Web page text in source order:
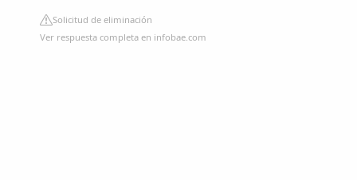
Solicitud de eliminación
Ver respuesta completa en infobae.com